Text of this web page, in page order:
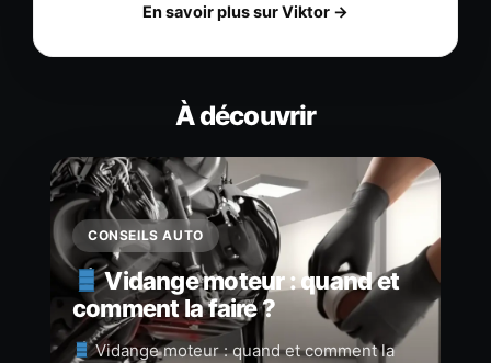
En savoir plus sur Viktor →
À découvrir
CONSEILS AUTO
Vidange moteur : quand et
comment la faire ?
Vidange moteur : quand et comment la